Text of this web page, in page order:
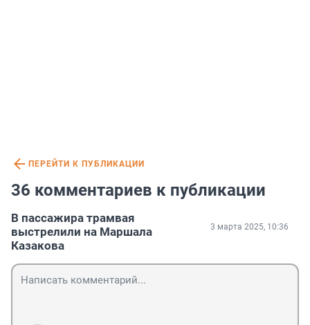
ПЕРЕЙТИ К ПУБЛИКАЦИИ
36 комментариев к публикации
В пассажира трамвая
выстрелили на Маршала
Казакова
3 марта 2025, 10:36